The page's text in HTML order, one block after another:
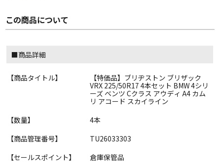
この商品について
■商品詳細
【商品タイトル】
【特価品】ブリヂストン ブリザック
VRX 225/50R17 4本セット BMW 4シリ
ーズ ベンツ Cクラス アウディ A4 カム
リ アコード スカイライン
【数量】
4本
【商品管理番号】
TU26033303
【セールスポイント】
倉庫保管品